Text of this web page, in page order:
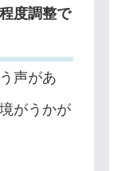
度調整で
声があ
がうかが